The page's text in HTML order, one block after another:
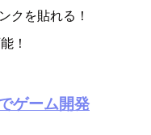
クを貼れる！
！
ゲーム開発